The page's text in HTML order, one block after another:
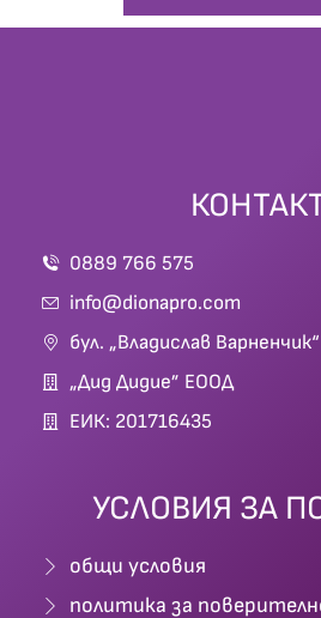
0889 766 575
info@dionapro.com
бул. „Владислав
„Дид Дидие” ЕООД
ЕИК: 201716435
УСЛОВИЯ ЗА
общи условия
политика за